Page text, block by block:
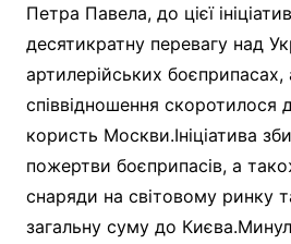
Петра Павела, до цієї
десятикратну перевагу над
артилерійських
співвідношення скоротилося
користь Москви.Ініціатива
пожертви боєприпасів, а
снаряди на світовому ринку
загальну суму до